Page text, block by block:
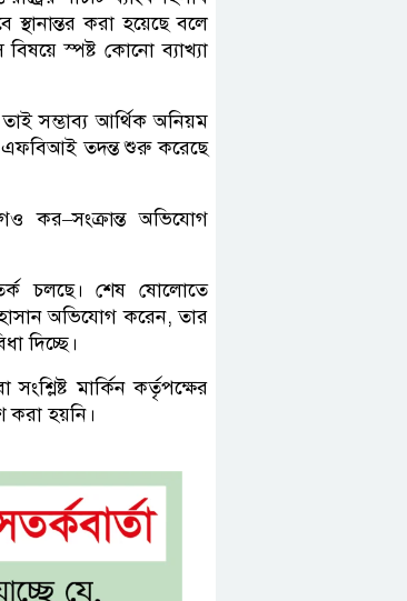
স্থানান্তর করা হয়েছে বলে
স্পষ্ট কোনো ব্যাখ্যা
তাই সম্ভাব্য আর্থিক অনিয়ম
এফবিআই তদন্ত শুরু করেছে
কর–সংক্রান্ত অভিযোগ
চলছে। শেষ ষোলোতে
অভিযোগ করেন, তার
দিচ্ছে।
মার্কিন কর্তৃপক্ষের
করা হয়নি।